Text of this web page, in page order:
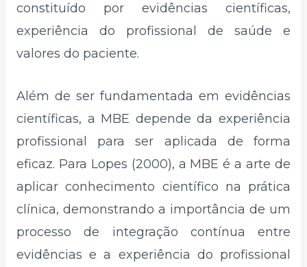
constituído por evidências científicas,
experiência do profissional de saúde e
valores do paciente.
Além de ser fundamentada em evidências
científicas, a MBE depende da experiência
profissional para ser aplicada de forma
eficaz. Para Lopes (2000), a MBE é a arte de
aplicar conhecimento científico na prática
clínica, demonstrando a importância de um
processo de integração contínua entre
evidências e a experiência do profissional